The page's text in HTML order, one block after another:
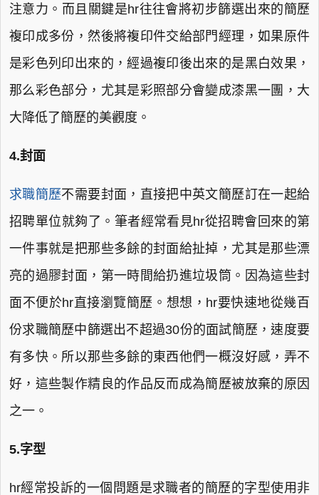
注意力。而且關鍵是hr往往會將初步篩選出來的簡歷
複印成多份，然後將複印件交給部門經理，如果原件
是彩色列印出來的，經過複印後出來的是黑白效果，
那么彩色部分，尤其是彩照部分會變成漆黑一團，大
大降低了簡歷的美觀度。
4.封面
求職簡歷不需要封面，直接把中英文簡歷訂在一起給
招聘單位就夠了。筆者經常看見hr從招聘會回來的第
一件事就是把那些多餘的封面給扯掉，尤其是那些漂
亮的過膠封面，第一時間給扔進垃圾筒。因為這些封
面不便於hr直接瀏覽簡歷。想想，hr要快速地從幾百
份求職簡歷中篩選出不超過30份的面試簡歷，速度要
有多快。所以那些多餘的東西他們一概沒好感，弄不
好，這些製作精良的作品反而成為簡歷被放棄的原因
之一。
5.字型
hr經常投訴的一個問題是求職者的簡歷的字型使用非